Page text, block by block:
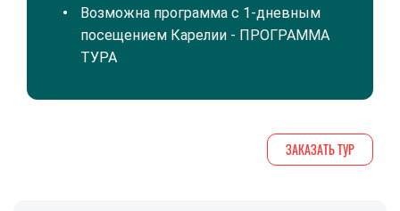
Возможна программа с 1-дневным
посещением Карелии - ПРОГРАММА
ТУРА
ЗАКАЗАТЬ ТУР